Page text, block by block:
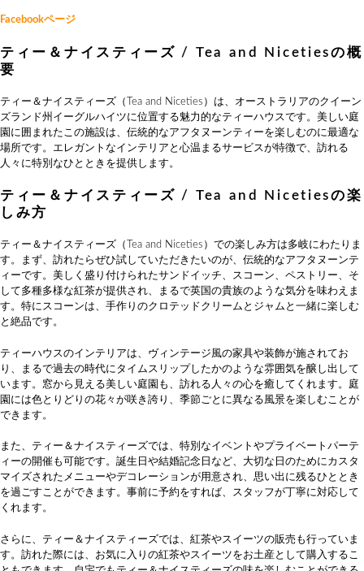
Facebookページ
ティー＆ナイスティーズ / Tea and Nicetiesの概
要
ティー＆ナイスティーズ（Tea and Niceties）は、オーストラリアのクイーン
ズランド州イーグルハイツに位置する魅力的なティーハウスです。美しい庭
園に囲まれたこの施設は、伝統的なアフタヌーンティーを楽しむのに最適な
場所です。エレガントなインテリアと心温まるサービスが特徴で、訪れる
人々に特別なひとときを提供します。
ティー＆ナイスティーズ / Tea and Nicetiesの楽
しみ方
ティー＆ナイスティーズ（Tea and Niceties）での楽しみ方は多岐にわたりま
す。まず、訪れたらぜひ試していただきたいのが、伝統的なアフタヌーンテ
ィーです。美しく盛り付けられたサンドイッチ、スコーン、ペストリー、そ
して多種多様な紅茶が提供され、まるで英国の貴族のような気分を味わえま
す。特にスコーンは、手作りのクロテッドクリームとジャムと一緒に楽しむ
と絶品です。
ティーハウスのインテリアは、ヴィンテージ風の家具や装飾が施されてお
り、まるで過去の時代にタイムスリップしたかのような雰囲気を醸し出して
います。窓から見える美しい庭園も、訪れる人々の心を癒してくれます。庭
園には色とりどりの花々が咲き誇り、季節ごとに異なる風景を楽しむことが
できます。
また、ティー＆ナイスティーズでは、特別なイベントやプライベートパーテ
ィーの開催も可能です。誕生日や結婚記念日など、大切な日のためにカスタ
マイズされたメニューやデコレーションが用意され、思い出に残るひととき
を過ごすことができます。事前に予約をすれば、スタッフが丁寧に対応して
くれます。
さらに、ティー＆ナイスティーズでは、紅茶やスイーツの販売も行っていま
す。訪れた際には、お気に入りの紅茶やスイーツをお土産として購入するこ